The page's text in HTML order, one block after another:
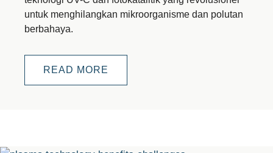
untuk menghilangkan mikroorganisme dan polutan
berbahaya.
READ MORE